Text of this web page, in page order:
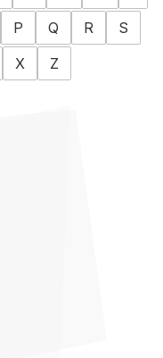
P Q R
S
X Z